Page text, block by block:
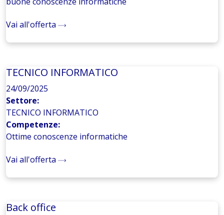
Vai all'offerta
TECNICO INFORMATICO
24/09/2025
Settore:
TECNICO INFORMATICO
Competenze:
Ottime conoscenze informatiche
Vai all'offerta
Back office